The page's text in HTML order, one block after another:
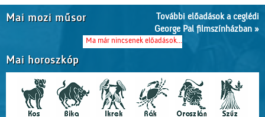
Mai mozi műsor
További előadások a ceglédi
George Pal filmszínházban »
Ma már nincsenek előadások...
Mai horoszkóp